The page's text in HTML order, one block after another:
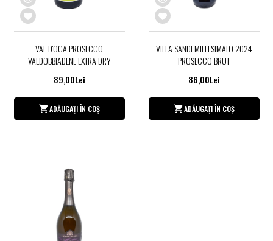
VAL D'OCA PROSECCO
VALDOBBIADENE EXTRA DRY
89,00Lei
ADĂUGAȚI ÎN COȘ
VILLA SANDI MILLESIMATO 2024
PROSECCO BRUT
86,00Lei
ADĂUGAȚI ÎN COȘ